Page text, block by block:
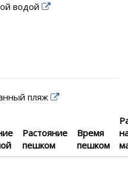
водой
пляж
Растояние
пешком
Время
пешком